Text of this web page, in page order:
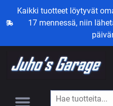
Kaikki tuotteet löytyvät
17 mennessä, niin